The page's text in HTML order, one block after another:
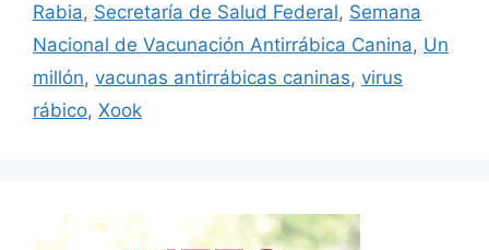
Rabia, Secretaría de Salud Federal, Semana
Nacional de Vacunación Antirrábica Canina, Un
millón, vacunas antirrábicas caninas, virus
rábico, Xook